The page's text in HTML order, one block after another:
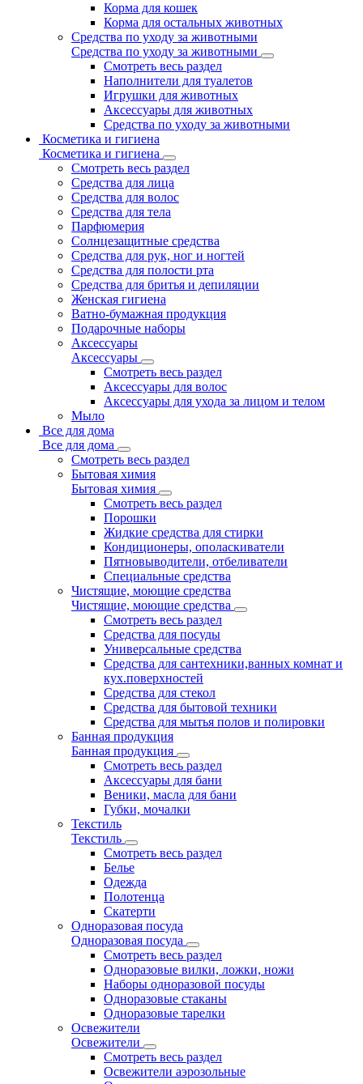
Корма для кошек
Корма для остальных животных
Средства по уходу за животными
Средства по уходу за животными
Смотреть весь раздел
Наполнители для туалетов
Игрушки для животных
Аксессуары для животных
Средства по уходу за животными
Косметика и гигиена
Косметика и гигиена
Смотреть весь раздел
Средства для лица
Средства для волос
Средства для тела
Парфюмерия
Солнцезащитные средства
Средства для рук, ног и ногтей
Средства для полости рта
Средства для бритья и депиляции
Женская гигиена
Ватно-бумажная продукция
Подарочные наборы
Аксессуары
Аксессуары
Смотреть весь раздел
Аксессуары для волос
Аксессуары для ухода за лицом и телом
Мыло
Все для дома
Все для дома
Смотреть весь раздел
Бытовая химия
Бытовая химия
Смотреть весь раздел
Порошки
Жидкие средства для стирки
Кондиционеры, ополаскиватели
Пятновыводители, отбеливатели
Специальные средства
Чистящие, моющие средства
Чистящие, моющие средства
Смотреть весь раздел
Средства для посуды
Универсальные средства
Средства для сантехники,ванных комнат и
кух.поверхностей
Средства для стекол
Средства для бытовой техники
Средства для мытья полов и полировки
Банная продукция
Банная продукция
Смотреть весь раздел
Аксессуары для бани
Веники, масла для бани
Губки, мочалки
Текстиль
Текстиль
Смотреть весь раздел
Белье
Одежда
Полотенца
Скатерти
Одноразовая посуда
Одноразовая посуда
Смотреть весь раздел
Одноразовые вилки, ложки, ножи
Наборы одноразовой посуды
Одноразовые стаканы
Одноразовые тарелки
Освежители
Освежители
Смотреть весь раздел
Освежители аэрозольные